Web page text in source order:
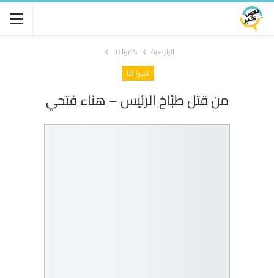
الرئيسية كتبوا لنا
كتبوا لنا
من قتل طبّاخ الرئيس – هناء فتحي